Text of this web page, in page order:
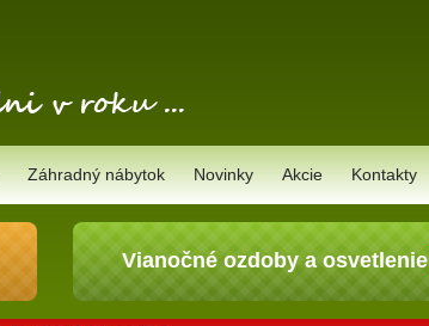
Záhradný nábytok Novinky Akcie Kontakty
Vianočné ozdoby a osvetlenie